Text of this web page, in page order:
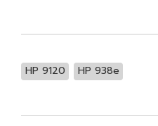
HP 9120 HP 938e